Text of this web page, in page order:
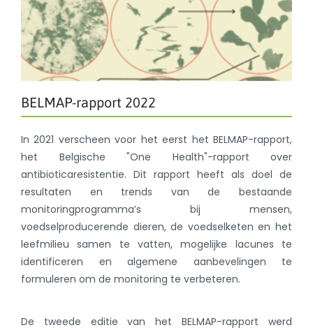
BELMAP-rapport 2022
In 2021 verscheen voor het eerst het BELMAP-rapport,
het Belgische "One Health"-rapport over
antibioticaresistentie. Dit rapport heeft als doel de
resultaten en trends van de bestaande
monitoringprogramma’s bij mensen,
voedselproducerende dieren, de voedselketen en het
leefmilieu samen te vatten, mogelijke lacunes te
identificeren en algemene aanbevelingen te
formuleren om de monitoring te verbeteren.
De tweede editie van het BELMAP-rapport werd